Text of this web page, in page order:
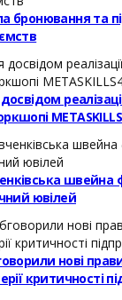
бронювання та
швейна
ювілей
нові
критичності